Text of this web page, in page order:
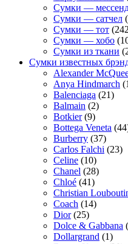
Сумки —
Сумки — сатчел
Сумки — тот
Сумки — хобо
Сумки из ткани
Сумки известных
Alexander
Anya Hindmarch
Balenciaga (21)
Balmain (2)
Botkier(9)
Bottega Veneta
Burberry (37)
Carlos Falchi (23)
Celine (10)
Chanel (28)
Chloé (41)
Christian
Coach (14)
Dior(25)
Dolce & Gabbana
Dollargrand (1)